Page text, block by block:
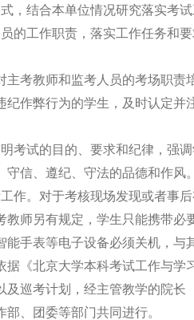
，结合本单位情况研究落实考试
的工作职责，落实工作任务和
考教师和监考人员的考场职
作弊行为的学生，及时认定
考试的目的、要求和纪律，强
信、遵纪、守法的品德和作风。
作。对于考核现场发现或者事
师另有规定，学生只能携带
手表等电子设备必须关机，
《北京大学本科考试工作与学
巡考计划，经主管教学的院
、团委等部门共同进行。